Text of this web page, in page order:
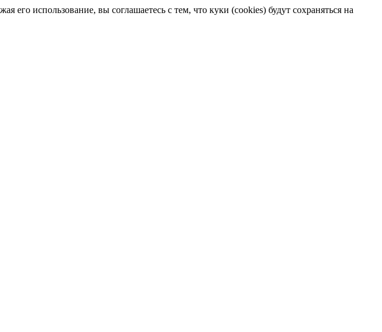
его использование, вы соглашаетесь с тем, что куки (cookies) будут сохраняться на